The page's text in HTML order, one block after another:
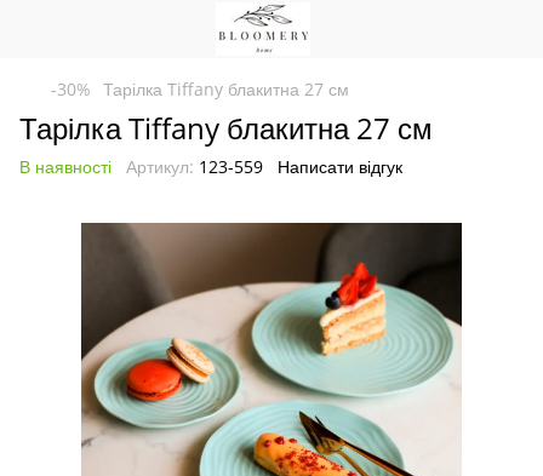
-30% Тарілка Tiffany блакитна 27 см
Тарілка Tiffany блакитна 27 см
В наявності Артикул: 123-559 Написати відгук